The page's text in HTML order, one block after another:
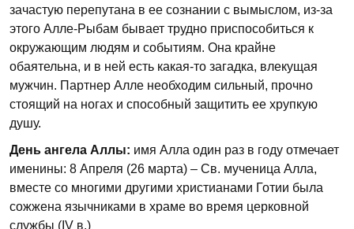
зачастую перепутана в ее сознании с вымыслом, из-за
этого Алле-Рыбам бывает трудно приспособиться к
окружающим людям и событиям. Она крайне
обаятельна, и в ней есть какая-то загадка, влекущая
мужчин. Партнер Алле необходим сильный, прочно
стоящий на ногах и способный защитить ее хрупкую
душу.
День ангела Аллы: имя Алла один раз в году отмечает
именины: 8 Апреля (26 марта) – Св. мученица Алла,
вместе со многими другими христианами Готии была
сожжена язычниками в храме во время церковной
службы (IV в.)